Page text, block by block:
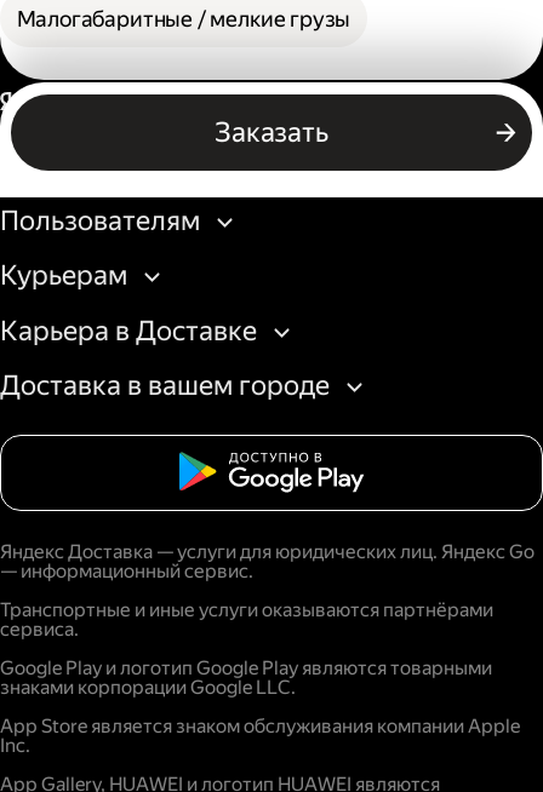
Малогабаритные / мелкие грузы
Заказать
Россия
Бизнесу
Пользователям
Курьерам
Карьера в Доставке
Доставка в вашем городе
Яндекс Доставка — услуги для юридических лиц. Яндекс Go
— информационный сервис.
Транспортные и иные услуги оказываются партнёрами
сервиса.
Google Play и логотип Google Play являются товарными
знаками корпорации Google LLC.
App Store является знаком обслуживания компании Apple
Inc.
App Gallery, HUAWEI и логотип HUAWEI являются